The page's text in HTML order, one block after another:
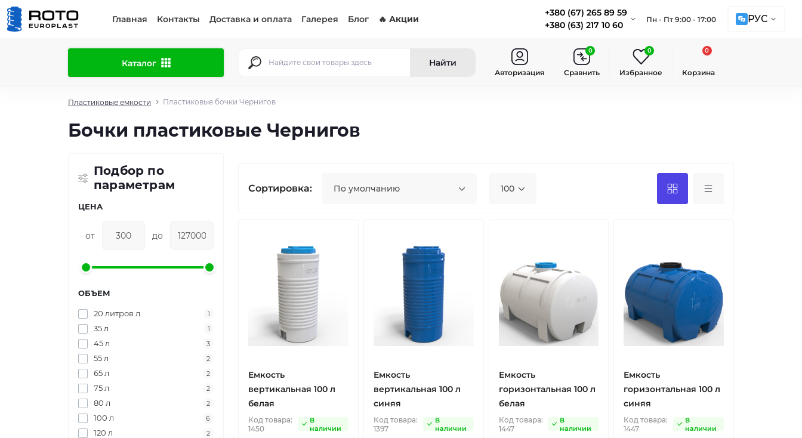
Главная Контакты Доставка и оплата Галерея Блог 🔥 Акции
+380 (67) 265 89 59
+380 (63) 217 10 60
Пн - Пт 9:00 - 17:00 РУС
Каталог Найти
Авторизация Сравнить
0
Избранное
0
Корзина
0
Пластиковые емкости Пластиковые бочки Чернигов
Бочки пластиковые Чернигов
Подбор по
параметрам
ЦЕНА
от до
ОБЪЕМ
20 литров л 1
35 л 1
45 л 3
55 л 2
65 л 2
75 л 2
80 л 2
100 л 6
120 л 2
Сортировка: По умолчанию 100
Емкость
вертикальная 100 л
белая
Код товара:
1450
В
наличии
Емкость
вертикальная 100 л
синяя
Код товара:
1397
В
наличии
Емкость
горизонтальная 100 л
белая
Код товара:
1447
В
наличии
Емкость
горизонтальная 100 л
синяя
Код товара:
1447
В
наличии